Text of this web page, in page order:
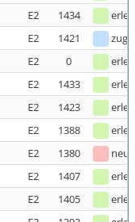
E2 1434
E2 1421
E2 0
E2 1433
E2 1423
E2 1388
E2 1380
neu
E2 1407
E2 1405